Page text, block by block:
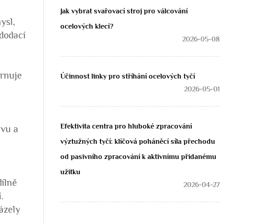
a
Jak vybrat svařovací stroj pro válcování
ocelových klecí?
2026-05-08
Účinnost linky pro stříhání ocelových tyčí
2026-05-01
Efektivita centra pro hluboké zpracování
výztužných tyčí: klíčová poháněcí síla přechodu
od pasivního zpracování k aktivnímu přidanému
užitku
2026-04-27